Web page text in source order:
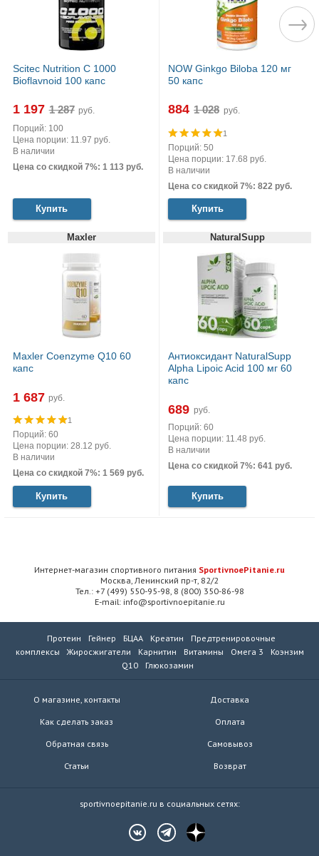
Scitec Nutrition C 1000
Bioflavnoid 100 капс
1 197
руб.
Порций: 100
Цена порции: 11.97 руб.
В наличии
Цена со скидкой 7%: 1 113 руб.
Купить
NOW Ginkgo Biloba 120 мг
50 капс
884 руб.
1
Порций: 50
Цена порции: 17.68 руб.
В наличии
Цена со скидкой 7%: 822 руб.
Купить
Maxler
Maxler Coenzyme Q10 60
капс
1 687 руб.
1
Порций: 60
Цена порции: 28.12 руб.
В наличии
Цена со скидкой 7%: 1 569 руб.
Купить
NaturalSupp
Антиоксидант NaturalSupp
Alpha Lipoic Acid 100 мг 60
капс
689 руб.
Порций: 60
Цена порции: 11.48 руб.
В наличии
Цена со скидкой 7%: 641 руб.
Купить
Интернет-магазин спортивного питания SportivnoePitanie.ru
Москва, Ленинский пр-т, 82/2
Тел.: +7 (499) 550-95-98, 8 (800) 350-86-98
E-mail: info@sportivnoepitanie.ru
Протеин Гейнер БЦАА Креатин
Предтренировочные
комплексы
Жиросжигатели Карнитин Витамины Омега 3
Коэнзим
Q10
Глюкозамин
О магазине, контакты
Как сделать заказ
Обратная связь
Статьи
Доставка
Оплата
Самовывоз
Возврат
sportivnoepitanie.ru в социальных сетях: